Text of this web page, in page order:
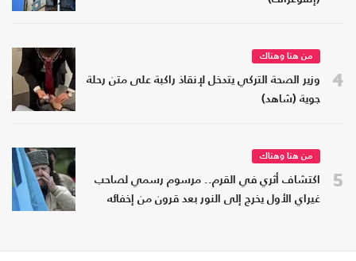
4
من هنا وهناك
وزير الصحة التركي يتدخل لإنقاذ راكبة على متن رحلة
جوية (شاهد)
5
من هنا وهناك
اكتشاف أثري في القرم.. مرسوم رسمي لصاحب
غيراي الأول يخرج إلى النور بعد قرون من إخفائه